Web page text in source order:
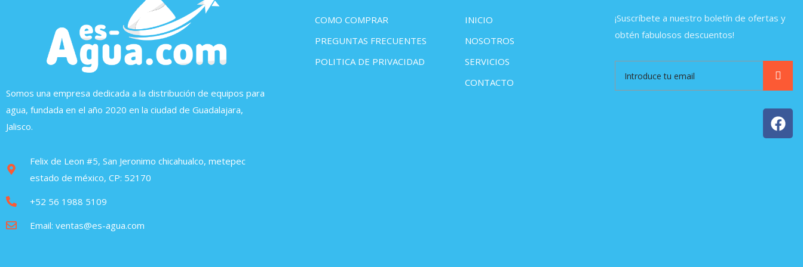
Somos una empresa dedicada a la distribución de equipos para
agua, fundada en el año 2020 en la ciudad de Guadalajara,
Jalisco.
Felix de Leon #5, San Jeronimo chicahualco, metepec
estado de méxico, CP: 52170
+52 56 1988 5109
Email: ventas@es-agua.com
COMO COMPRAR
PREGUNTAS FRECUENTES
POLITICA DE PRIVACIDAD
INICIO
NOSOTROS
SERVICIOS
CONTACTO
¡Suscríbete a nuestro boletín de ofertas y
obtén fabulosos descuentos!